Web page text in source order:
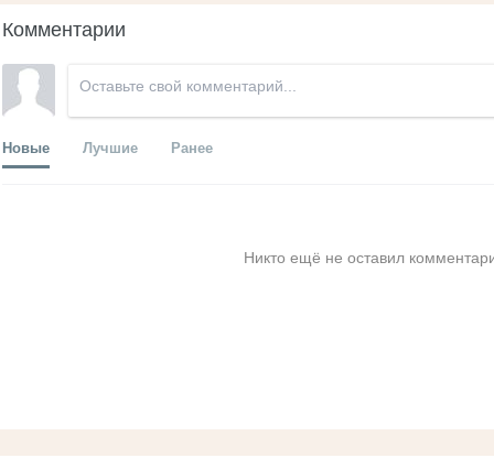
Комментарии
Новые Лучшие Ранее
Никто ещё не оставил